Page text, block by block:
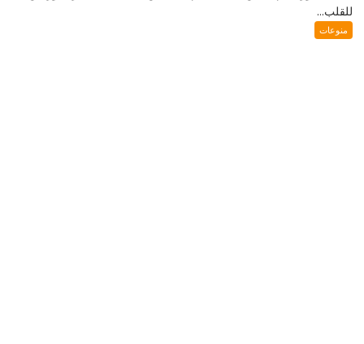
للقلب...
منوعات